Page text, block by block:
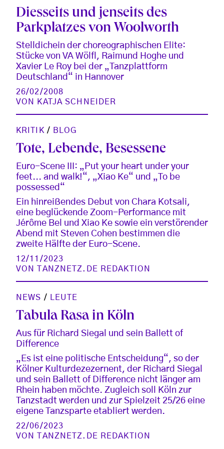
Diesseits und jenseits des
Parkplatzes von Woolworth
Stelldichein der choreographischen Elite:
Stücke von VA Wölfl, Raimund Hoghe und
Xavier Le Roy bei der „Tanzplattform
Deutschland“ in Hannover
26/02/2008
VON
KATJA SCHNEIDER
KRITIK / BLOG
Tote, Lebende, Besessene
Euro-Scene III: „Put your heart under your
feet... and walk!“, „Xiao Ke“ und „To be
possessed“
Ein hinreißendes Debut von Chara Kotsali,
eine beglückende Zoom-Performance mit
Jérôme Bel und Xiao Ke sowie ein verstörender
Abend mit Steven Cohen bestimmen die
zweite Hälfte der Euro-Scene.
12/11/2023
VON
TANZNETZ.DE REDAKTION
NEWS / LEUTE
Tabula Rasa in Köln
Aus für Richard Siegal und sein Ballett of
Difference
„Es ist eine politische Entscheidung“, so der
Kölner Kulturdezezernent, der Richard Siegal
und sein Ballett of Difference nicht länger am
Rhein haben möchte. Zugleich soll Köln zur
Tanzstadt werden und zur Spielzeit 25/26 eine
eigene Tanzsparte etabliert werden.
22/06/2023
VON
TANZNETZ.DE REDAKTION